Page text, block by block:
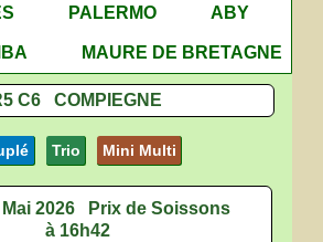
PALERMO
ABY
MAURE DE BRETAGNE
C6 COMPIEGNE
Trio Mini Multi
2026
Prix de Soissons
à 16h42